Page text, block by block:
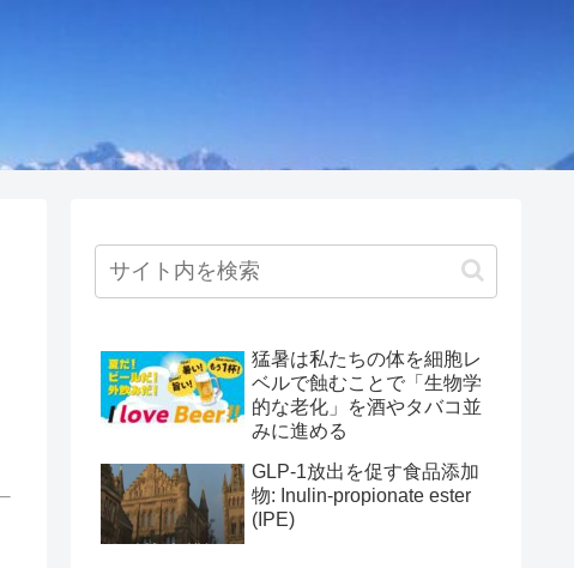
猛暑は私たちの体を細胞レ
ベルで蝕むことで「生物学
的な老化」を酒やタバコ並
みに進める
GLP-1放出を促す食品添加
物: Inulin-propionate ester
(IPE)